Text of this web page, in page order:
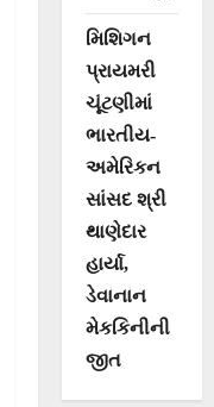
મિશિગન
પ્રાયમરી
ચૂંટણીમાં
ભારતીય-
અમેરિકન
સાંસદ શ્રી
થાણેદાર
હાર્યા,
ડેવાનાન
મેકકિનીની
જીત